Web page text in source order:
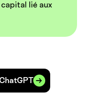
lié aux